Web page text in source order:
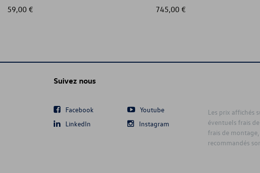
59,00 € 745,00 €
Suivez nous
Facebook
Youtube
LinkedIn
Instagram
Les prix affichés
éventuels frais
frais de
recommandés